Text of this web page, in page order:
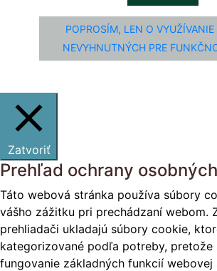
POPROSÍM, LEN O VYUŽÍVANIE
NEVYHNUTNÝCH PRE
Zatvoriť
Prehľad ochrany
Táto webová stránka používa súbory
vášho zážitku pri prechádzaní webom.
prehliadači ukladajú súbory cookie,
kategorizované podľa potreby, pretože
fungovanie základných funkcií webovej